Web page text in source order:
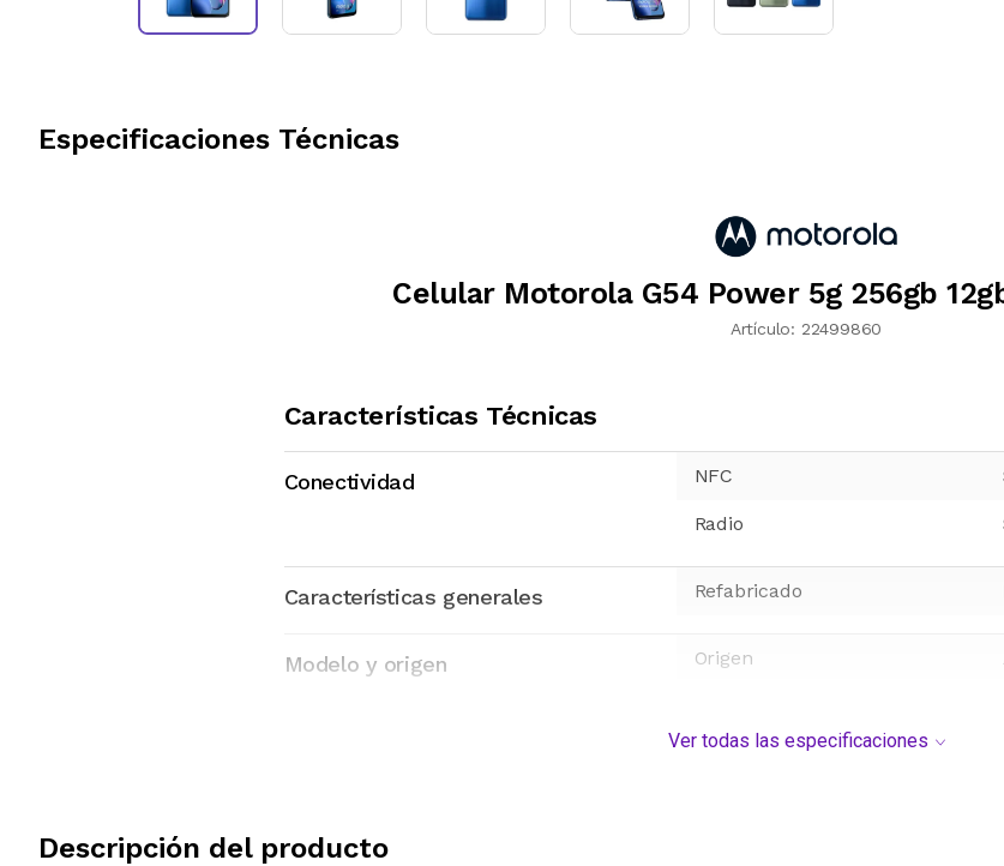
Especificaciones Técnicas
Celular Motorola G54 Power 5g 256gb
Artículo: 22499860
Características Técnicas
Conectividad NFC
Radio
Características generales Refabricado
Modelo y origen Origen
Ver todas las especificaciones
Descripción del producto